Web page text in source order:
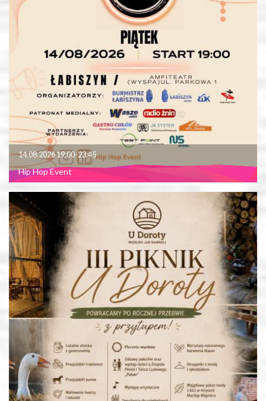
14.08.2026 19:00-23:45
Hip Hop Event